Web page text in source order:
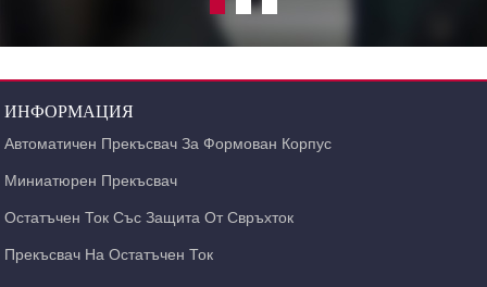
ИНФОРМАЦИЯ
Автоматичен Прекъсвач За Формован Корпус
Миниатюрен Прекъсвач
Остатъчен Ток Със Защита От Свръхток
Прекъсвач На Остатъчен Ток